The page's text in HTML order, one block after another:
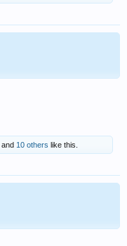
and 10 others like this.